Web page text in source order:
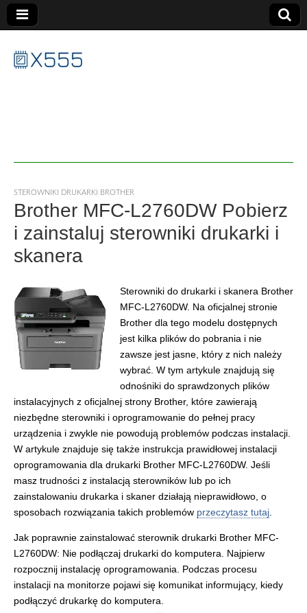
STEROWNIKI DRUKARKI BROTHER
Brother MFC-L2760DW Pobierz
i zainstaluj sterowniki drukarki i
skanera
Sterowniki do drukarki i skanera Brother
MFC-L2760DW. Na oficjalnej stronie
Brother dla tego modelu dostępnych
jest kilka plików do pobrania i nie
zawsze jest jasne, który z nich należy
wybrać. W tym artykule znajdują się
odnośniki do sprawdzonych plików
instalacyjnych z oficjalnej strony Brother, które zawierają
niezbędne sterowniki i oprogramowanie do pełnej pracy
urządzenia i zwykle nie powodują problemów podczas instalacji.
W artykule znajduje się także instrukcja prawidłowej instalacji
oprogramowania dla drukarki Brother MFC-L2760DW. Jeśli
masz trudności z instalacją sterowników lub po ich
zainstalowaniu drukarka i skaner działają nieprawidłowo, o
sposobach rozwiązania takich problemów przeczytasz tutaj
Jak poprawnie zainstalować sterownik drukarki Brother MFC-
L2760DW: Nie podłączaj drukarki do komputera. Najpierw
rozpocznij instalację oprogramowania. Podczas procesu
instalacji na monitorze pojawi się komunikat informujący, kiedy
podłączyć drukarkę do komputera.